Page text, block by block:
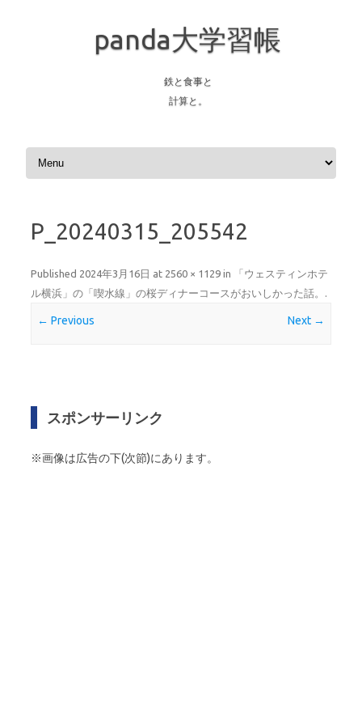
panda大学習帳
鉄と食事と
計算と。
Skip to content
P_20240315_205542
Published 2024年3月16日 at 2560 × 1129 in
「ウェスティンホテ
ル横浜」の「喫水線」の桜ディナーコースがおいしかった話。 .
← Previous Next →
スポンサーリンク
※画像は広告の下(次節)にあります。